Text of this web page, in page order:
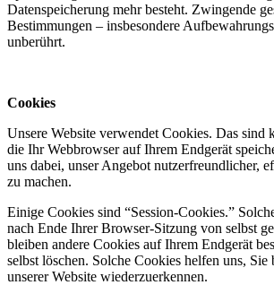
Datenspeicherung mehr besteht. Zwingende
Bestimmungen – insbesondere
unberührt.
Cookies
Unsere Website verwendet Cookies. Das sind
die Ihr Webbrowser auf Ihrem Endgerät
uns dabei, unser Angebot nutzerfreundlicher,
zu machen.
Einige Cookies sind “Session-Cookies.”
nach Ende Ihrer Browser-Sitzung von selbst
bleiben andere Cookies auf Ihrem Endgerät
selbst löschen. Solche Cookies helfen uns,
unserer Website wiederzuerkennen.